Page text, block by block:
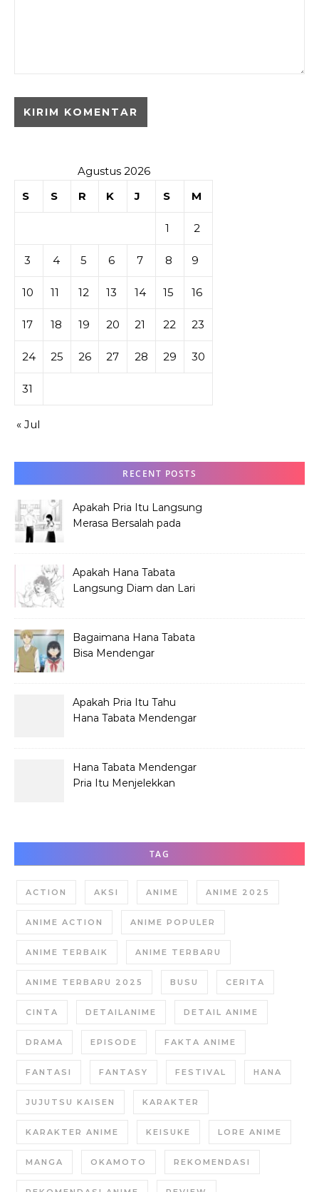
Agustus 2026
S
S R K J S M
1 2
3 4 5 6 7 8 9
10 11 12 13 14 15 16
17 18 19 20 21 22 23
24 25 26 27 28 29 30
31
« Jul
RECENT POSTS
Apakah Pria Itu Langsung
Merasa Bersalah pada
Apakah Hana Tabata
Langsung Diam dan Lari
Bagaimana Hana Tabata
Bisa Mendengar
Apakah Pria Itu Tahu
Hana Tabata Mendengar
Hana Tabata Mendengar
Pria Itu Menjelekkan
TAG
ACTION AKSI ANIME ANIME 2025
ANIME ACTION ANIME POPULER
ANIME TERBAIK ANIME TERBARU
ANIME TERBARU 2025 BUSU CERITA
CINTA DETAILANIME DETAIL ANIME
DRAMA EPISODE FAKTA ANIME
FANTASI FANTASY FESTIVAL HANA
JUJUTSU KAISEN KARAKTER
KARAKTER ANIME KEISUKE LORE ANIME
MANGA OKAMOTO REKOMENDASI